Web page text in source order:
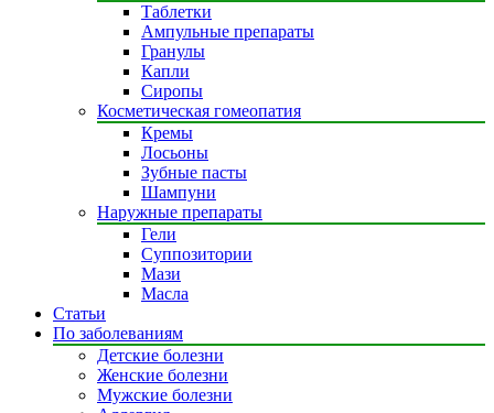
Таблетки
Ампульные препараты
Гранулы
Капли
Сиропы
Косметическая гомеопатия
Кремы
Лосьоны
Зубные пасты
Шампуни
Наружные препараты
Гели
Суппозитории
Мази
Масла
Статьи
По заболеваниям
Детские болезни
Женские болезни
Мужские болезни